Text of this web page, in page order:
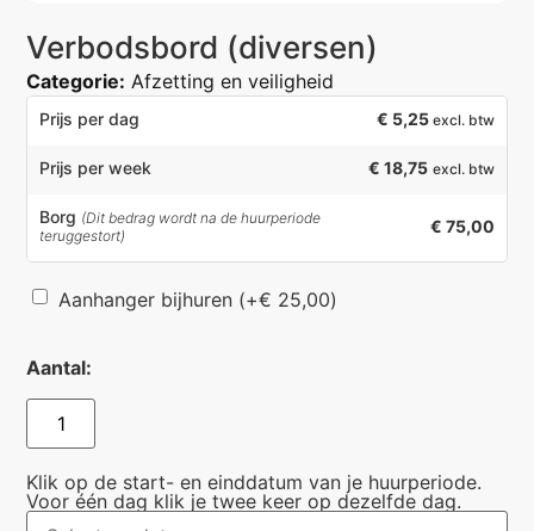
Verbodsbord (diversen)
Categorie: Afzetting en veiligheid
Prijs per dag € 5,25 excl. btw
Prijs per week € 18,75 excl. btw
Borg (Dit bedrag wordt na de huurperiode
teruggestort)
€ 75,00
Aanhanger bijhuren (+€ 25,00)
Aantal:
Klik op de start- en einddatum van je huurperiode.
Voor één dag klik je twee keer op dezelfde dag.